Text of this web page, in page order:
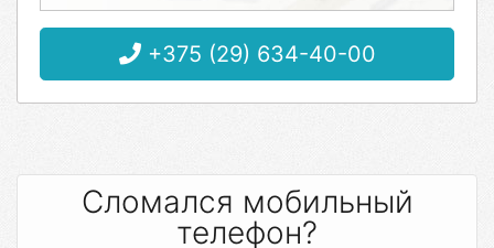
+375 (29) 634-40-00
Сломался мобильный
телефон?